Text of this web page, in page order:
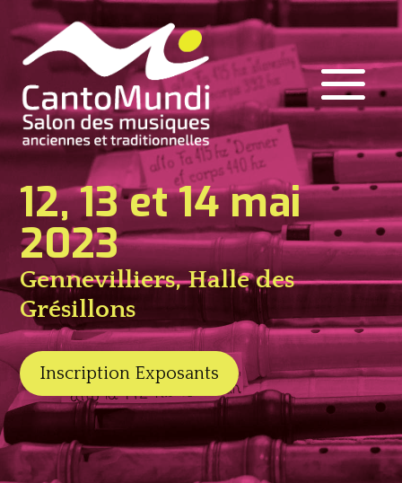
12, 13 et 14 mai
2023
Gennevilliers, Halle des
Grésillons
Inscription Exposants